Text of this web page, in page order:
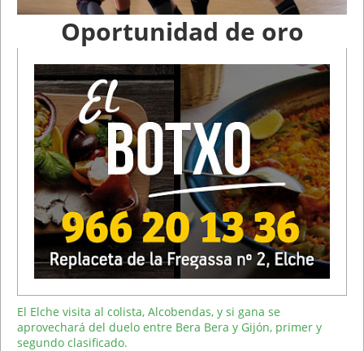
Oportunidad de oro
El Elche visita al colista, Alcobendas, y si gana se
aprovechará del duelo entre Bera Bera y Gijón, primer y
segundo clasificado.